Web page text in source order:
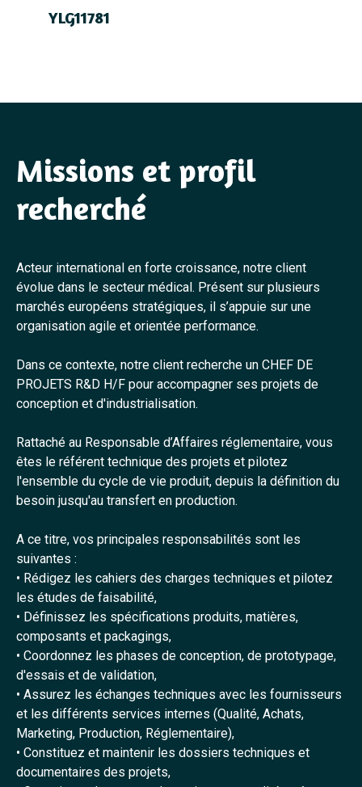
YLG11781
Missions et profil
recherché
Acteur international en forte croissance, notre client
évolue dans le secteur médical. Présent sur plusieurs
marchés européens stratégiques, il s’appuie sur une
organisation agile et orientée performance.
Dans ce contexte, notre client recherche un CHEF DE
PROJETS R&D H/F pour accompagner ses projets de
conception et d'industrialisation.
Rattaché au Responsable d’Affaires réglementaire, vous
êtes le référent technique des projets et pilotez
l'ensemble du cycle de vie produit, depuis la définition du
besoin jusqu'au transfert en production.
A ce titre, vos principales responsabilités sont les
suivantes :
• Rédigez les cahiers des charges techniques et pilotez
les études de faisabilité,
• Définissez les spécifications produits, matières,
composants et packagings,
• Coordonnez les phases de conception, de prototypage,
d'essais et de validation,
• Assurez les échanges techniques avec les fournisseurs
et les différents services internes (Qualité, Achats,
Marketing, Production, Réglementaire),
• Constituez et maintenir les dossiers techniques et
documentaires des projets,